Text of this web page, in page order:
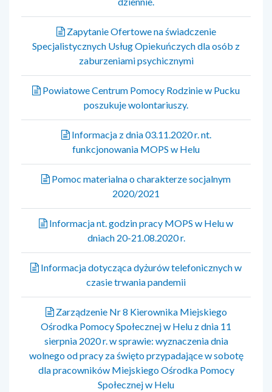
Zapytanie Ofertowe na świadczenie
Specjalistycznych Usług Opiekuńczych dla osób z
zaburzeniami psychicznymi
Powiatowe Centrum Pomocy Rodzinie w Pucku
poszukuje wolontariuszy.
Informacja z dnia 03.11.2020 r. nt.
funkcjonowania MOPS w Helu
Pomoc materialna o charakterze socjalnym
2020/2021
Informacja nt. godzin pracy MOPS w Helu w
dniach 20-21.08.2020 r.
Informacja dotycząca dyżurów telefonicznych w
czasie trwania pandemii
Zarządzenie Nr 8 Kierownika Miejskiego
Ośrodka Pomocy Społecznej w Helu z dnia 11
sierpnia 2020 r. w sprawie: wyznaczenia dnia
wolnego od pracy za święto przypadające w sobotę
dla pracowników Miejskiego Ośrodka Pomocy
Społecznej w Helu